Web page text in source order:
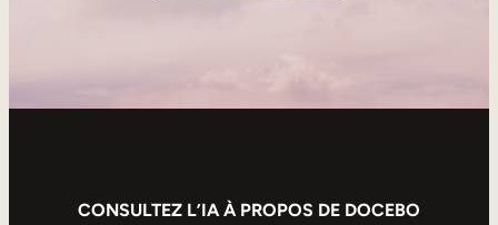
CONSULTEZ L’IA À PROPOS DE DOCEBO